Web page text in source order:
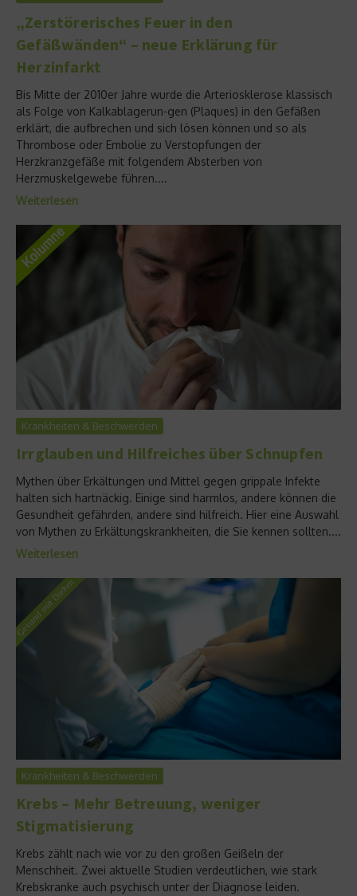
„Zerstörerisches Feuer in den
Gefäßwänden“ – neue Erklärung für
Herzinfarkt
Bis Mitte der 2010er Jahre wurde die Arteriosklerose klassisch
als Folge von Kalkablagerun-gen (Plaques) in den Gefäßen
erklärt, die aufbrechen und sich lösen können und so als
Thrombose oder Embolie zu Verstopfungen der
Herzkranzgefäße mit folgendem Absterben von
Herzmuskelgewebe führen....
Weiterlesen
Krankheiten & Beschwerden
Irrglauben und Hilfreiches über Schnupfen
Mythen über Erkältungen und Mittel gegen grippale Infekte
halten sich hartnäckig. Einige sind harmlos, andere können die
Gesundheit gefährden, andere sind hilfreich. Hier eine Auswahl
von Mythen zu Erkältungskrankheiten, die Sie kennen sollten....
Weiterlesen
Krankheiten & Beschwerden
Krebs – Mehr Betreuung, weniger
Stigmatisierung
Krebs zählt nach wie vor zu den großen Geißeln der
Menschheit. Zwei aktuelle Studien verdeutlichen, wie stark
Krebskranke auch psychisch unter der Diagnose leiden.